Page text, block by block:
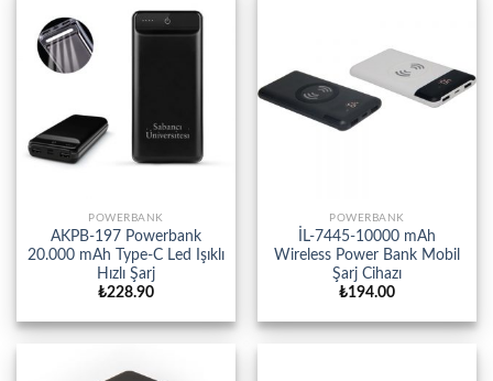
POWERBANK
AKPB-197 Powerbank
20.000 mAh Type-C Led Işıklı
Hızlı Şarj
₺228.90
POWERBANK
İL-7445-10000 mAh
Wireless Power Bank Mobil
Şarj Cihazı
₺194.00